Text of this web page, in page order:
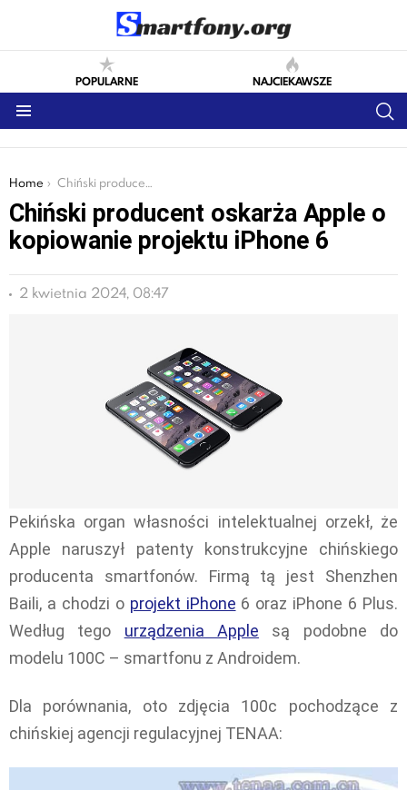
POPULARNE NAJCIEKAWSZE
You are here:
Home Chiński producent oskarża Apple o kopiowanie projektu iPhone 6
Chiński producent oskarża Apple o
kopiowanie projektu iPhone 6
2 kwietnia 2024, 08:47
Pekińska organ własności intelektualnej orzekł, że
Apple naruszył patenty konstrukcyjne chińskiego
producenta smartfonów. Firmą tą jest Shenzhen
Baili, a chodzi o projekt iPhone 6 oraz iPhone 6 Plus.
Według tego urządzenia Apple są podobne do
modelu 100C – smartfonu z Androidem.
Dla porównania, oto zdjęcia 100c pochodzące z
chińskiej agencji regulacyjnej TENAA: